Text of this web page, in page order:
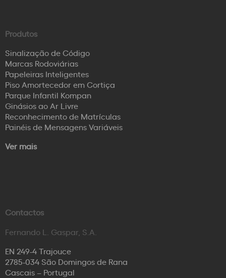
Produtos
Sinalização de Código
Marcas Rodoviárias
Papeleiras Inteligentes
Piso Amortecedor em Cortiça
Parque Infantil Kompan
Ginásios ao Ar Livre
Reconhecimento de Matrículas
Painéis de Mensagens Variáveis
Ver mais
Contactos
Fernando L. Gaspar, S.A.
EN 249-4 Trajouce
2785-034 São Domingos de Rana
Cascais – Portugal